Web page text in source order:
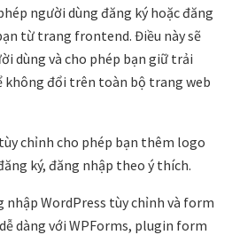
người dùng đăng ký hoặc đăng
từ trang frontend. Điều này sẽ
dùng và cho phép bạn giữ trải
đổi trên toàn bộ trang web
chỉnh cho phép bạn thêm logo
ký, đăng nhập theo ý thích.
WordPress tùy chỉnh và form
dàng với WPForms, plugin form